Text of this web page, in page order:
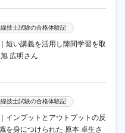
技士試験の合格体験記
短い講義を活用し隙間学習を取
広明さん
技士試験の合格体験記
インプットとアウトプットの反
を身につけられた 原本 卓生さ